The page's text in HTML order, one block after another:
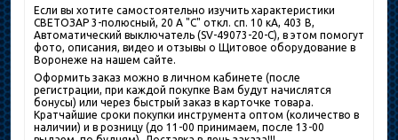
Если вы хотите самостоятельно изучить характеристики
СВЕТОЗАР 3-полюсный, 20 A "C" откл. сп. 10 кА, 403 В,
Автоматический выключатель (SV-49073-20-C), в этом помогут
фото, описания, видео и отзывы о Щитовое оборудование в
Воронеже на нашем сайте.
Оформить заказ можно в личном кабинете (после
регистрации, при каждой покупке Вам будут начислятся
бонусы) или через быстрый заказ в карточке товара.
Кратчайшие сроки покупки инструмента оптом (количество в
наличии) и в розницу (до 11-00 принимаем, после 13-00